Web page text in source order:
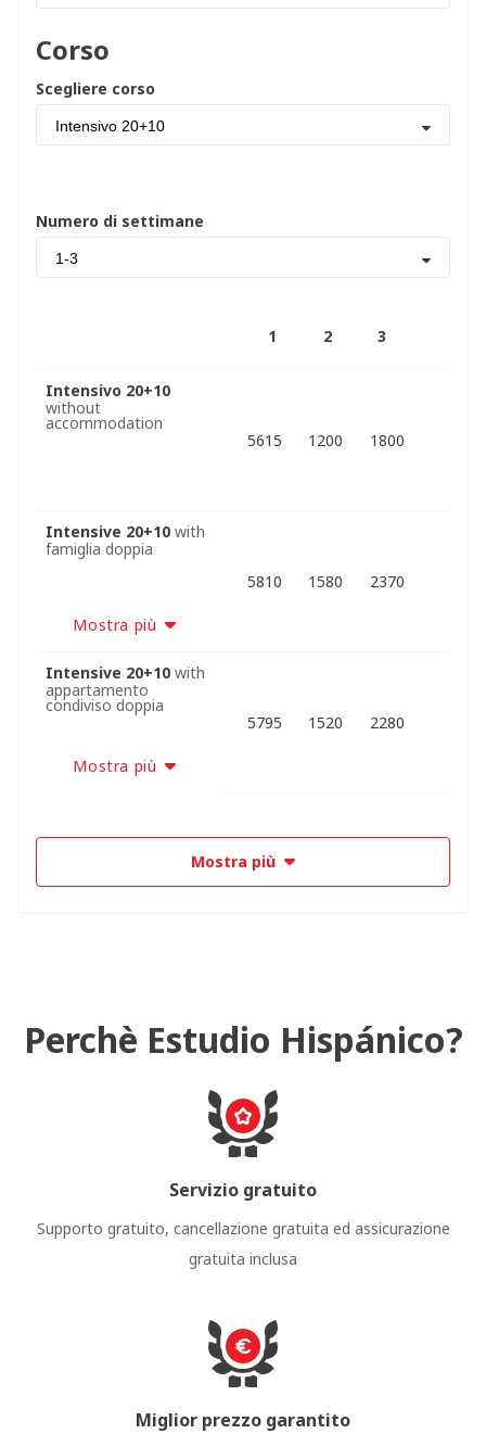
Corso
Scegliere corso
Intensivo 20+10
Numero di settimane
1-3
Intensivo 20+10
without
accommodation
Intensive 20+10with
famiglia doppia
Mostra più
Intensive 20+10with
appartamento
condiviso doppia
Mostra più
1 2 3
5615 1200 1800
5810 1580 2370
5795 1520 2280
Mostra più
Perchè Estudio Hispánico?
Servizio gratuito
Supporto gratuito, cancellazione gratuita ed assicurazione
gratuita inclusa
Miglior prezzo garantito